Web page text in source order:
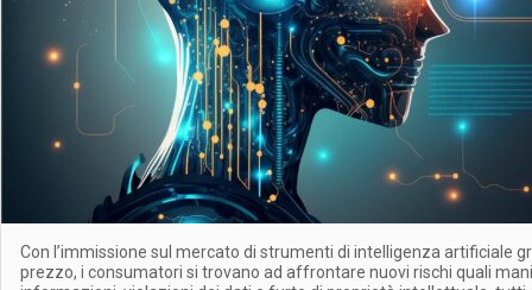
Con l’immissione sul mercato di strumenti di intelligenza artificiale
prezzo, i consumatori si trovano ad affrontare nuovi rischi quali